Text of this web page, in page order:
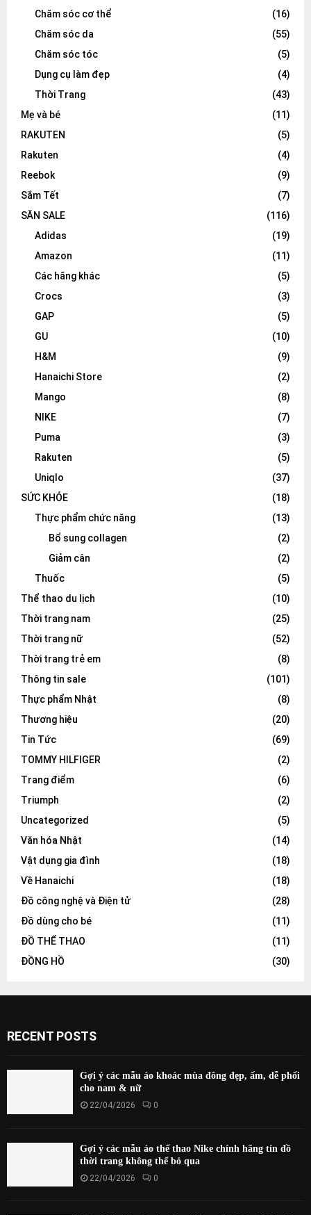
Chăm sóc cơ thể
(16)
Chăm sóc da
(55)
Chăm sóc tóc
(5)
Dụng cụ làm đẹp
(4)
Thời Trang
(43)
Mẹ và bé
(11)
RAKUTEN
(5)
Rakuten
(4)
Reebok
(9)
Sắm Tết
(7)
SĂN SALE
(116)
Adidas
(19)
Amazon
(11)
Các hãng khác
(5)
Crocs
(3)
GAP
(5)
GU
(10)
H&M
(9)
Hanaichi Store
(2)
Mango
(8)
NIKE
(7)
Puma
(3)
Rakuten
(5)
Uniqlo
(37)
SỨC KHỎE
(18)
Thực phẩm chức năng
(13)
Bổ sung collagen
(2)
Giảm cân
(2)
Thuốc
(5)
Thể thao du lịch
(10)
Thời trang nam
(25)
Thời trang nữ
(52)
Thời trang trẻ em
(8)
Thông tin sale
(101)
Thực phẩm Nhật
(8)
Thương hiệu
(20)
Tin Tức
(69)
TOMMY HILFIGER
(2)
Trang điểm
(6)
Triumph
(2)
Uncategorized
(5)
Văn hóa Nhật
(14)
Vật dụng gia đình
(18)
Về Hanaichi
(18)
Đồ công nghệ và Điện tử
(28)
Đồ dùng cho bé
(11)
ĐỒ THỂ THAO
(11)
ĐỒNG HỒ
(30)
RECENT POSTS
Gợi ý các mẫu áo khoác mùa đông đẹp, ấm, dễ phối
cho nam & nữ
22/04/2026 0
Gợi ý các mẫu áo thể thao Nike chính hãng tín đồ
thời trang không thể bỏ qua
22/04/2026 0